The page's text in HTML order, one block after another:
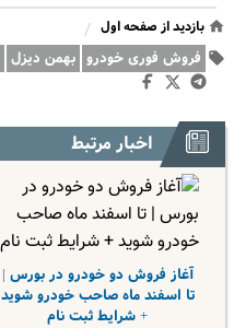
بازدید از صفحه اول /
فروش فوری خودرو بهمن دیزل
اخبار مرتبط
آغاز فروش دو خودرو در بورس |
تا اسفند ماه صاحب خودرو شوید
+ شرایط ثبت نام